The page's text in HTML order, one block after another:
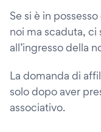
Se si è in
noi ma scaduta,
all’ingresso della
La domanda di
solo dopo aver
associativo.